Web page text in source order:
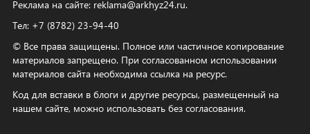
Реклама на сайте: reklama@arkhyz24.ru.
Тел: +7 (8782) 23‑94‑40
© Все права защищены. Полное или частичное копирование
материалов запрещено. При согласованном использовании
материалов сайта необходима ссылка на ресурс.
Код для вставки в блоги и другие ресурсы, размещенный на
нашем сайте, можно использовать без согласования.